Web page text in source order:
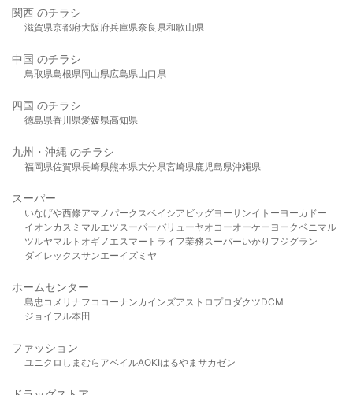
関西 のチラシ
滋賀県京都府大阪府兵庫県奈良県和歌山県
中国 のチラシ
鳥取県島根県岡山県広島県山口県
四国 のチラシ
徳島県香川県愛媛県高知県
九州・沖縄 のチラシ
福岡県佐賀県長崎県熊本県大分県宮崎県鹿児島県沖縄県
スーパー
いなげや西條アマノパークスベイシア ビッグヨーサンイトーヨーカドー
イオンカスミ マルエツスーパーバリューヤオコーオーケー ヨークベニマル
ツルヤマルト オギノ エスマート ライフ業務スーパーいかり フジグラン
ダイレックスサンエーイズミヤ
ホームセンター
島忠 コメリ ナフコ コーナンカインズアストロプロダクツDCM
ジョイフル本田
ファッション
ユニクロ しまむら アベイルAOKIはるやま サカゼン